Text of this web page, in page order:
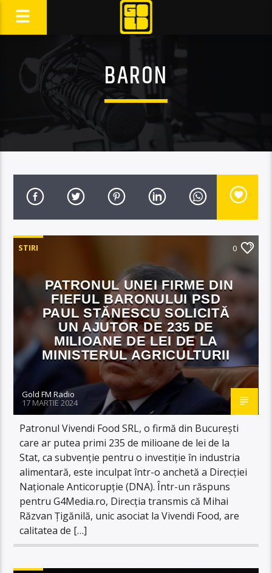
BARON
STIRI 0
PATRONUL UNEI FIRME DIN
FIEFUL BARONULUI PSD
PAUL STĂNESCU SOLICITĂ
UN AJUTOR DE 235 DE
MILIOANE DE LEI DE LA
MINISTERUL AGRICULTURII
Gold FM Radio
17 MARTIE 2024
Patronul Vivendi Food SRL, o firmă din București
care ar putea primi 235 de milioane de lei de la
Stat, ca subvenție pentru o investiție în industria
alimentară, este inculpat într-o anchetă a Direcției
Naționale Anticorupție (DNA). Într-un răspuns
pentru G4Media.ro, Direcția transmis că Mihai
Răzvan Țigănilă, unic asociat la Vivendi Food, are
calitatea de […]